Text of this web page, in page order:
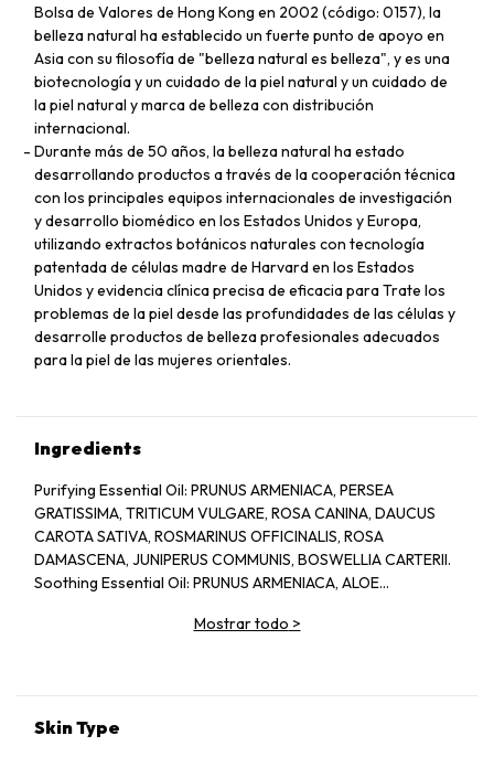
Bolsa de Valores de Hong Kong en 2002 (código: 0157), la
belleza natural ha establecido un fuerte punto de apoyo en
Asia con su filosofía de "belleza natural es belleza", y es una
biotecnología y un cuidado de la piel natural y un cuidado de
la piel natural y marca de belleza con distribución
internacional.
Durante más de 50 años, la belleza natural ha estado
desarrollando productos a través de la cooperación técnica
con los principales equipos internacionales de investigación
y desarrollo biomédico en los Estados Unidos y Europa,
utilizando extractos botánicos naturales con tecnología
patentada de células madre de Harvard en los Estados
Unidos y evidencia clínica precisa de eficacia para Trate los
problemas de la piel desde las profundidades de las células y
desarrolle productos de belleza profesionales adecuados
para la piel de las mujeres orientales.
Ingredients
Purifying Essential Oil: PRUNUS ARMENIACA, PERSEA
GRATISSIMA, TRITICUM VULGARE, ROSA CANINA, DAUCUS
CAROTA SATIVA, ROSMARINUS OFFICINALIS, ROSA
DAMASCENA, JUNIPERUS COMMUNIS, BOSWELLIA CARTERII.
Soothing Essential Oil: PRUNUS ARMENIACA, ALOE
Mostrar todo >
Skin Type